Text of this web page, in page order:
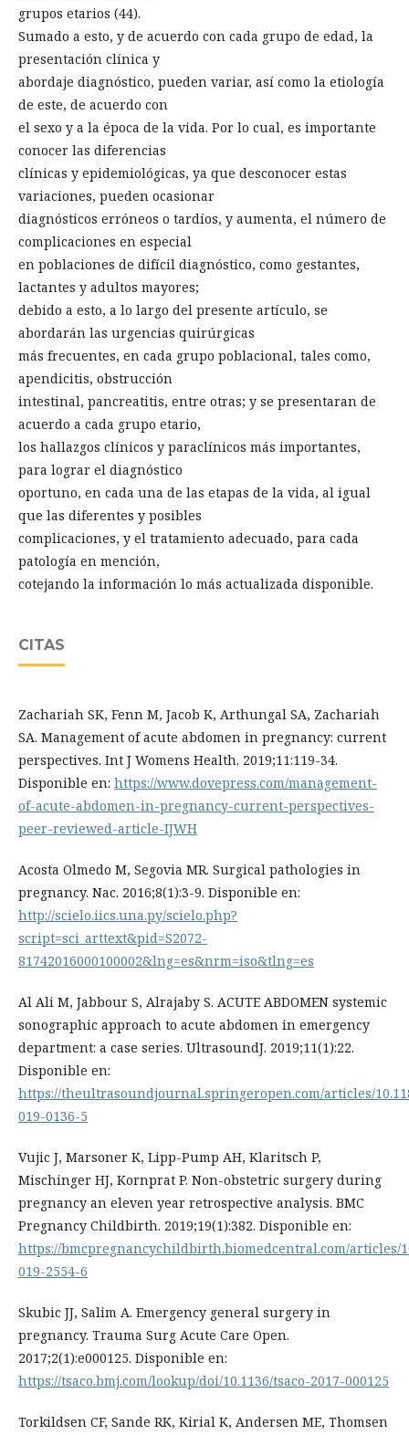
grupos etarios (44).
Sumado a esto, y de acuerdo con cada grupo de edad, la
presentación clínica y
abordaje diagnóstico, pueden variar, así como la etiología
de este, de acuerdo con
el sexo y a la época de la vida. Por lo cual, es importante
conocer las diferencias
clínicas y epidemiológicas, ya que desconocer estas
variaciones, pueden ocasionar
diagnósticos erróneos o tardíos, y aumenta, el número de
complicaciones en especial
en poblaciones de difícil diagnóstico, como gestantes,
lactantes y adultos mayores;
debido a esto, a lo largo del presente artículo, se
abordarán las urgencias quirúrgicas
más frecuentes, en cada grupo poblacional, tales como,
apendicitis, obstrucción
intestinal, pancreatitis, entre otras; y se presentaran de
acuerdo a cada grupo etario,
los hallazgos clínicos y paraclínicos más importantes,
para lograr el diagnóstico
oportuno, en cada una de las etapas de la vida, al igual
que las diferentes y posibles
complicaciones, y el tratamiento adecuado, para cada
patología en mención,
cotejando la información lo más actualizada disponible.
CITAS
Zachariah SK, Fenn M, Jacob K, Arthungal SA, Zachariah
SA. Management of acute abdomen in pregnancy: current
perspectives. Int J Womens Health. 2019;11:119-34.
Disponible en: https://www.dovepress.com/management-
of-acute-abdomen-in-pregnancy-current-perspectives-
peer-reviewed-article-IJWH
Acosta Olmedo M, Segovia MR. Surgical pathologies in
pregnancy. Nac. 2016;8(1):3-9. Disponible en:
http://scielo.iics.una.py/scielo.php?
script=sci_arttext&pid=S2072-
81742016000100002&lng=es&nrm=iso&tlng=es
Al Ali M, Jabbour S, Alrajaby S. ACUTE ABDOMEN systemic
sonographic approach to acute abdomen in emergency
department: a case series. UltrasoundJ. 2019;11(1):22.
Disponible en:
https://theultrasoundjournal.springeropen.com/articles/
019-0136-5
Vujic J, Marsoner K, Lipp-Pump AH, Klaritsch P,
Mischinger HJ, Kornprat P. Non-obstetric surgery during
pregnancy an eleven year retrospective analysis. BMC
Pregnancy Childbirth. 2019;19(1):382. Disponible en:
https://bmcpregnancychildbirth.biomedcentral.com/articles/
019-2554-6
Skubic JJ, Salim A. Emergency general surgery in
pregnancy. Trauma Surg Acute Care Open.
2017;2(1):e000125. Disponible en:
https://tsaco.bmj.com/lookup/doi/10.1136/tsaco-2017-000125
Torkildsen CF, Sande RK, Kirial K, Andersen ME, Thomsen